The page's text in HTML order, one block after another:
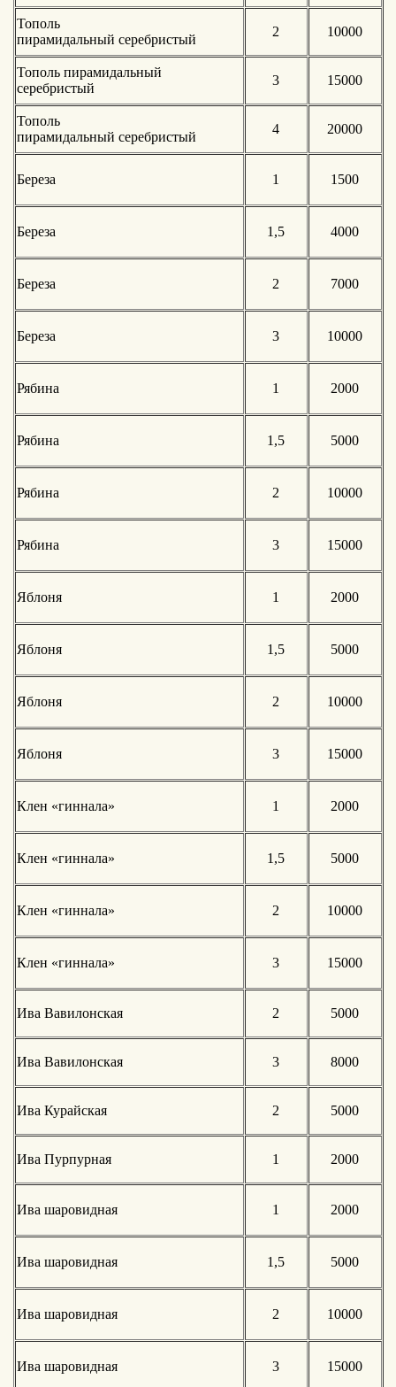
Тополь
пирамидальный серебристый
2 10000
Тополь пирамидальный
серебристый
3 15000
Тополь
пирамидальный серебристый
4 20000
Береза 1 1500
Береза 1,5 4000
Береза 2 7000
Береза 3 10000
Рябина 1 2000
Рябина 1,5 5000
Рябина 2 10000
Рябина 3 15000
Яблоня 1 2000
Яблоня 1,5 5000
Яблоня 2 10000
Яблоня 3 15000
Клен «гиннала» 1 2000
Клен «гиннала» 1,5 5000
Клен «гиннала» 2 10000
Клен «гиннала» 3 15000
Ива Вавилонская 2 5000
Ива Вавилонская 3 8000
Ива Курайская 2 5000
Ива Пурпурная 1 2000
Ива шаровидная 1 2000
Ива шаровидная 1,5 5000
Ива шаровидная 2 10000
Ива шаровидная 3 15000